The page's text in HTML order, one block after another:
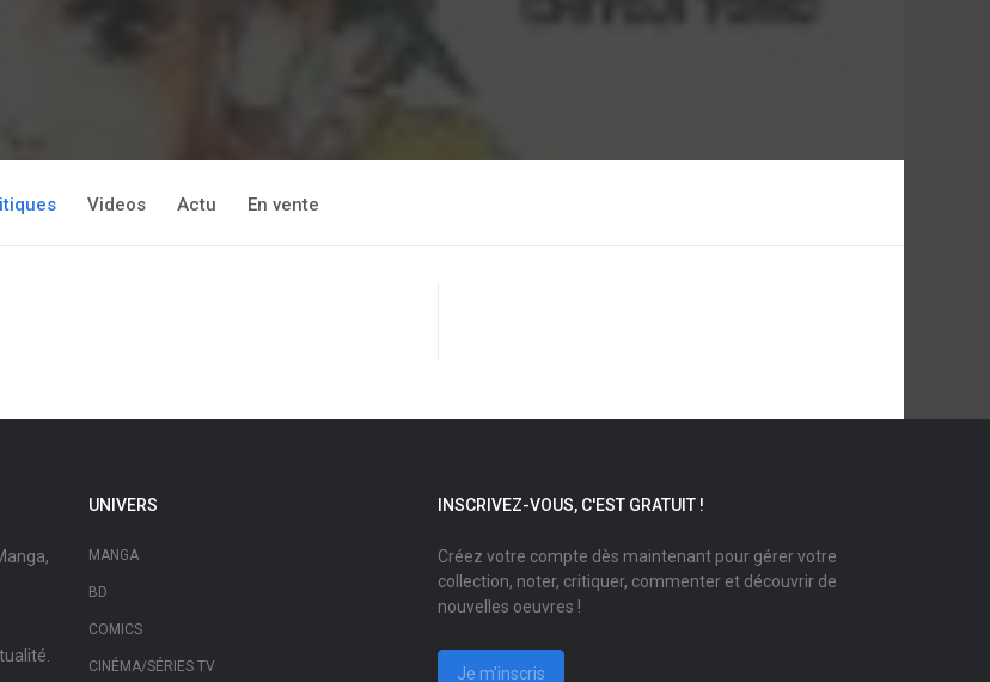
Videos Actu En vente
UNIVERS
MANGA
BD
COMICS
CINÉMA/SÉRIES TV
INSCRIVEZ-VOUS, C'EST GRATUIT !
Créez votre compte dès maintenant pour gérer votre
collection, noter, critiquer, commenter et découvrir de
nouvelles oeuvres !
Je m'inscris